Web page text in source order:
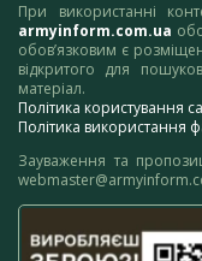
При використанні
armyinform.com.ua
обов’язковим є
відкритого для
матеріал.
Політика користування
Політика використання
Зауваження та